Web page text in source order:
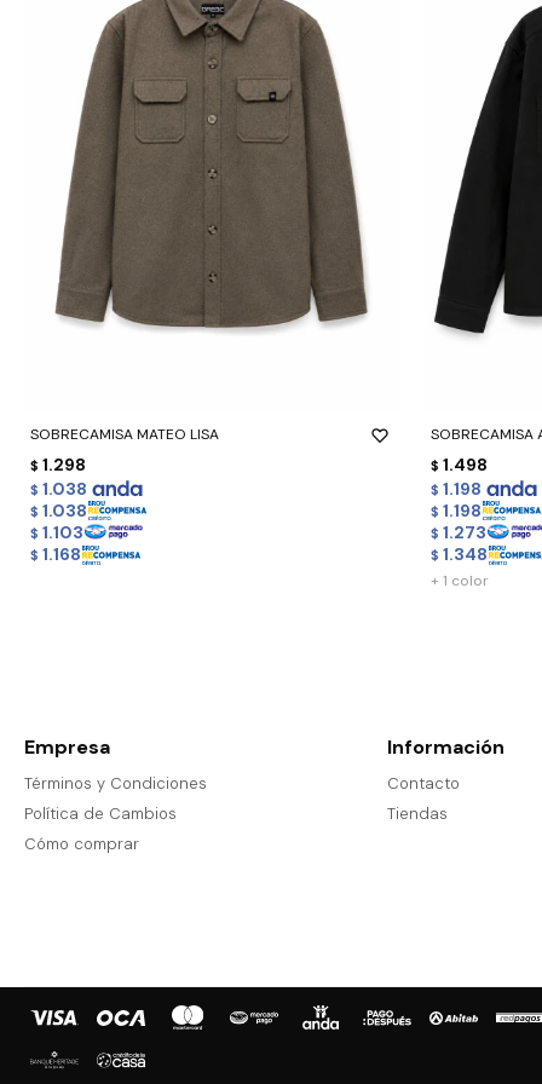
SOBRECAMISA MATEO LISA
$ 1.298
$ 1.038
$ 1.038
$ 1.103
$ 1.168
SOBRECAMISA
$ 1.498
$ 1.198
$ 1.198
$ 1.273
$ 1.348
+ 1 color
Empresa
Términos y Condiciones
Política de Cambios
Cómo comprar
Información
Contacto
Tiendas